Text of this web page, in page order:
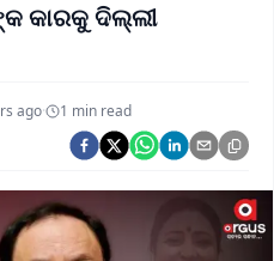
Connect
Odisha
Dekhein Apna Desh
କାରକୁ ଦିଲ୍ଲୀ
ago· 1 min read